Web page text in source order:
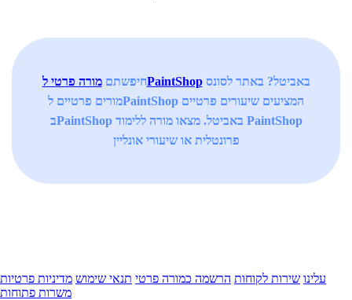
חיפשתםמורה פרטי לPaintShopבאביטל? באתר לסונס
מורים פרטיים לPaintShop המציעים שיעורים פרטיים
בPaintShop באביטל. מצאו מורה ללימוד PaintShop
פרונטלית או שיעורי אונליין
עלינו שירות לקוחות הרשמה כמורה פרטי תנאי שימוש מדיניות פרטיות
משרות פתוחות